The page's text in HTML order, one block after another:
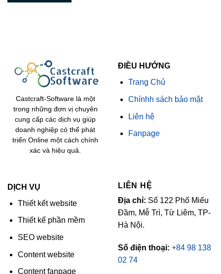
Castcraft-Software là một
trong những đơn vị chuyên
cung cấp các dịch vụ giúp
doanh nghiệp có thể phát
triển Online một cách chính
xác và hiệu quả.
ĐIỀU HƯỚNG
Trang Chủ
Chínhh sách bảo mật
Liên hệ
Fanpage
DỊCH VỤ
Thiết kết website
Thiết kế phần mềm
SEO website
Content website
Content fanpage
LIÊN HỆ
Địa chỉ: Số 122 Phố Miếu
Đầm, Mễ Trì, Từ Liêm, TP-
Hà Nội.
Số điện thoại: +84 98 138
02 74